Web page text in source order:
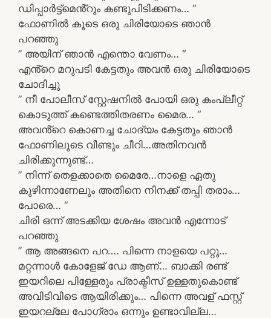
ഡിപ്പാർട്ട്മെൻ്റും കണ്ടുപിടിക്കണം… “
ഫോണിൽ കൂടെ ഒരു ചിരിയോടെ ഞാൻ
പറഞ്ഞു
” അയിന് ഞാൻ എന്തൊ വേണം… “
എൻ്റെ മറുപടി കേട്ടതും അവൻ ഒരു ചിരിയോടെ
ചോദിച്ചു
” നീ പോലീസ് സ്റ്റേഷനിൽ പോയി ഒരു കംപ്ലീറ്റ്
കൊടുത്ത് കണ്ടെത്തിതരണം മൈര… “
അവൻ്റെ കൊണച്ച ചോദ്യം കേട്ടതും ഞാൻ
ഫോണിലൂടെ വീണ്ടും ചീറി…അതിനവൻ
ചിരിക്കുന്നുണ്ട്…
” നിന്ന് തെളക്കാതെ മൈരേ…നാളെ ഏതു
കുഴിന്നാണേലും അതിനെ നിനക്ക് തപ്പി തരാം…
പോരെ… “
ചിരി ഒന്ന് അടക്കിയ ശേഷം അവൻ എന്നോട്
പറഞ്ഞു
” ആ അങ്ങനെ പറ…. പിന്നെ നാളയെ പറ്റൂ…
മറ്റന്നാൾ കോളേജ് ഡേ ആണ്… ബാക്കി രണ്ട്
ഇയറിലെ പിള്ളേരും പ്രാക്ടീസ് ഉള്ളതുകൊണ്ട്
അവിടിവിടെ ആയിരിക്കും… പിന്നെ അവള് ഫസ്റ്റ്
ഇയറല്ലേ പോഗ്രാം ഒന്നും ഉണ്ടാവില്ല…